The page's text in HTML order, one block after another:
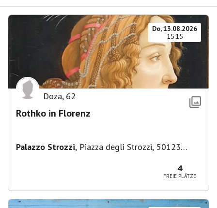
Do, 13.08.2026
15:15
Doza, 62
Rothko in Florenz
Palazzo Strozzi, Piazza degli Strozzi, 50123
4
FREIE PLÄTZE